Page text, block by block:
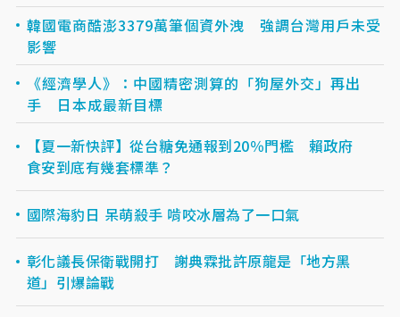
韓國電商酷澎3379萬筆個資外洩 強調台灣用戶未受
影響
《經濟學人》：中國精密測算的「狗屋外交」再出
手 日本成最新目標
【夏一新快評】從台糖免通報到20％門檻 賴政府
食安到底有幾套標準？
國際海豹日 呆萌殺手 啃咬冰層為了一口氣
彰化議長保衛戰開打 謝典霖批許原龍是「地方黑
道」引爆論戰